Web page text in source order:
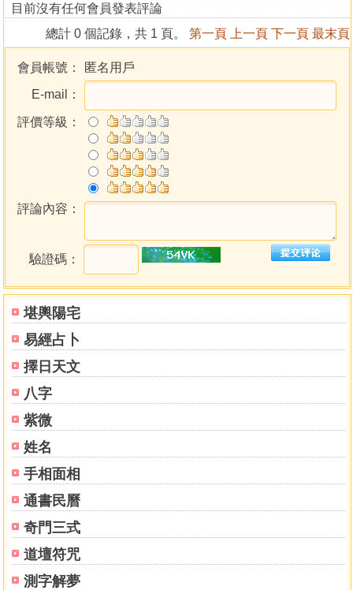
堪輿陽宅
易經占卜
擇日天文
八字
紫微
姓名
手相面相
通書民曆
奇門三式
道壇符咒
測字解夢
目前沒有任何會員發表評論
總計 0 個記錄，共 1 頁。 第一頁 上一頁 下一頁 最末頁
會員帳號：
匿名用戶
E-mail：
評價等級：
評論內容：
驗證碼：